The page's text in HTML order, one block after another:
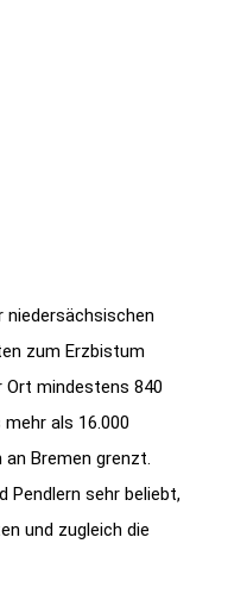
niedersächsischen
zum Erzbistum
Ort mindestens 840
als 16.000
Bremen grenzt.
Pendlern sehr beliebt,
und zugleich die